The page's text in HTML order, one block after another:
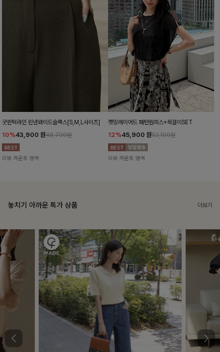
굿핀턱라인 린넨와이드슬랙스[S,M,L사이즈]
10%43,900 원48,700원
리뷰 카운트 영역
캣밍레이어드 패턴원피스+목걸이SET
12%45,900 원52,100원
리뷰 카운트 영역
놓치기 아까운 특가 상품 더보기